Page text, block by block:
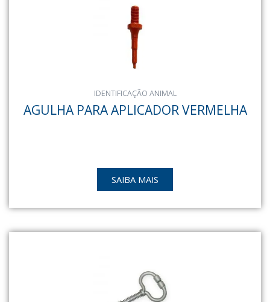
IDENTIFICAÇÃO ANIMAL
AGULHA PARA APLICADOR VERMELHA
SAIBA MAIS